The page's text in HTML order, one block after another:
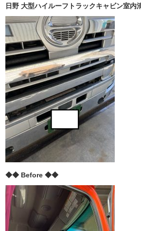
日野 大型ハイルーフトラックキャビン室内
◆◆ Before ◆◆